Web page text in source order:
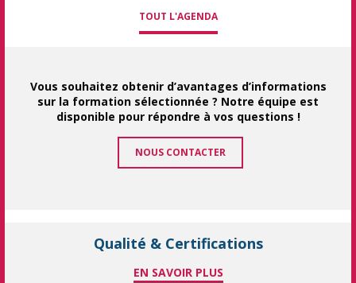
TOUT L'AGENDA
Vous souhaitez obtenir d’avantages d’informations
sur la formation sélectionnée ? Notre équipe est
disponible pour répondre à vos questions !
NOUS CONTACTER
Qualité & Certifications
EN SAVOIR PLUS